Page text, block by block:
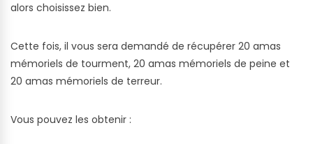
alors choisissez bien.
Cette fois, il vous sera demandé de récupérer 20 amas
mémoriels de tourment, 20 amas mémoriels de peine et
20 amas mémoriels de terreur.
Vous pouvez les obtenir :